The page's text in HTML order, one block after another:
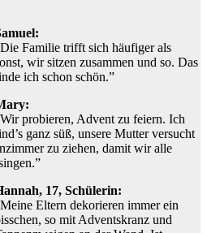
Familie trifft sich häufiger als
wir sitzen zusammen und so. Das
ich schon schön.”
probieren, Advent zu feiern. Ich
ganz süß, unsere Mutter versucht
zu ziehen, damit wir alle
17, Schülerin:
Eltern dekorieren immer ein
so mit Adventskranz und